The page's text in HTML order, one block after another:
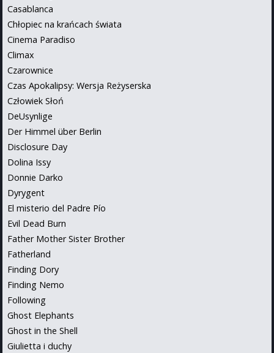
Casablanca
Chłopiec na krańcach świata
Cinema Paradiso
Climax
Czarownice
Czas Apokalipsy: Wersja Reżyserska
Człowiek Słoń
DeUsynlige
Der Himmel über Berlin
Disclosure Day
Dolina Issy
Donnie Darko
Dyrygent
El misterio del Padre Pío
Evil Dead Burn
Father Mother Sister Brother
Fatherland
Finding Dory
Finding Nemo
Following
Ghost Elephants
Ghost in the Shell
Giulietta i duchy